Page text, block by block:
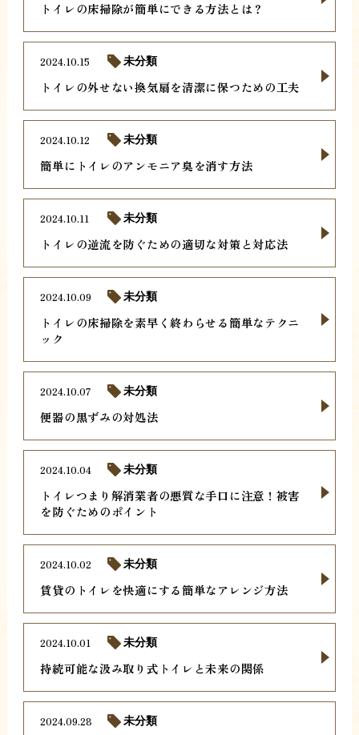
トイレの床掃除が簡単にできる方法とは？
トイレの外せない換気扇を清潔に保つための工夫
2024.10.15 未分類
簡単にトイレのアンモニア臭を消す方法
2024.10.12 未分類
トイレの逆流を防ぐための適切な対策と対応法
2024.10.11 未分類
トイレの床掃除を素早く終わらせる簡単なテクニ
ック
2024.10.09 未分類
便器の黒ずみの対処法
2024.10.07 未分類
トイレつまり解消業者の悪質な手口に注意！被害
を防ぐためのポイント
2024.10.04 未分類
賃貸のトイレを快適にする簡単なアレンジ方法
2024.10.02 未分類
持続可能な汲み取り式トイレと未来の関係
2024.10.01 未分類
2024.09.28 未分類